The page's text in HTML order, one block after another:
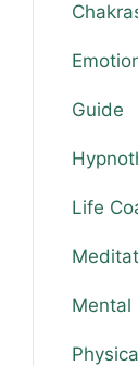
Guide
Life
Mental